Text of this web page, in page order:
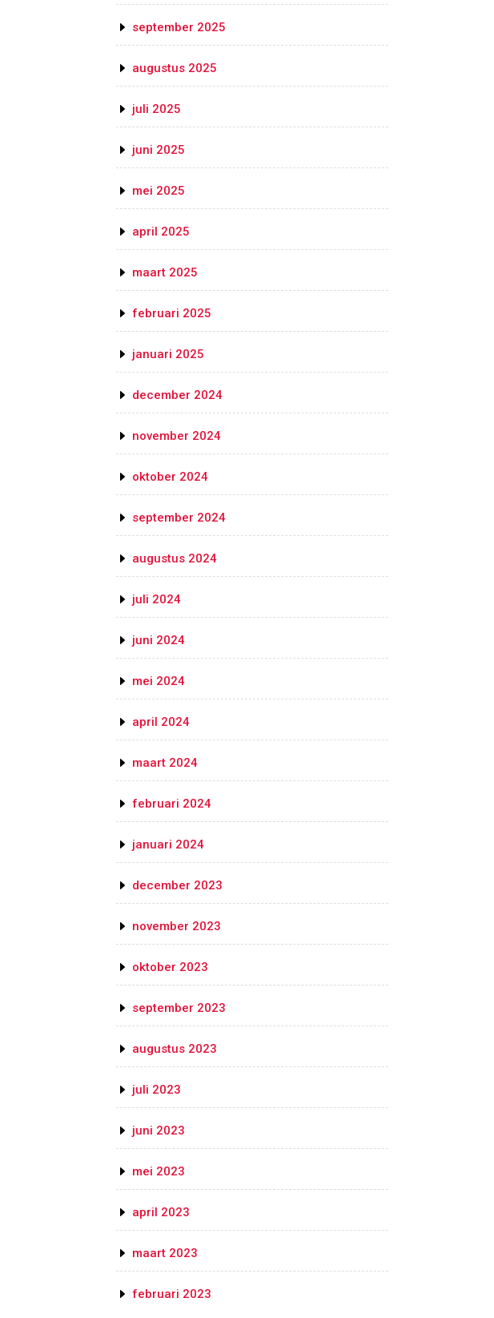
september 2025
augustus 2025
juli 2025
juni 2025
mei 2025
april 2025
maart 2025
februari 2025
januari 2025
december 2024
november 2024
oktober 2024
september 2024
augustus 2024
juli 2024
juni 2024
mei 2024
april 2024
maart 2024
februari 2024
januari 2024
december 2023
november 2023
oktober 2023
september 2023
augustus 2023
juli 2023
juni 2023
mei 2023
april 2023
maart 2023
februari 2023